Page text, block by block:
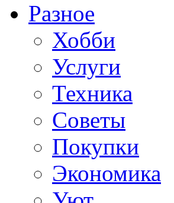
Разное
Хобби
Услуги
Техника
Советы
Покупки
Экономика